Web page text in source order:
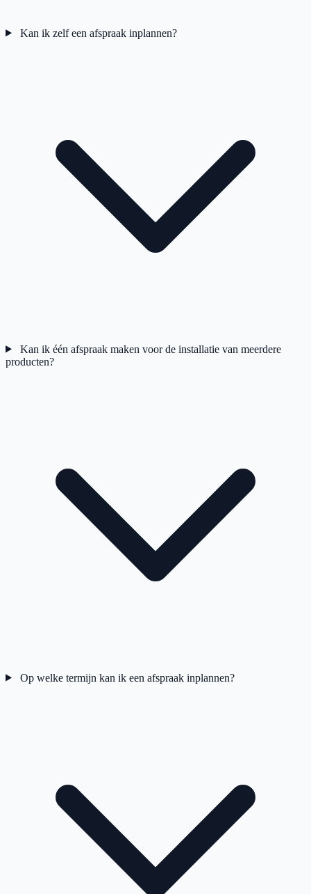
Kan ik zelf een afspraak inplannen?
Kan ik één afspraak maken voor de installatie van meerdere
producten?
Op welke termijn kan ik een afspraak inplannen?